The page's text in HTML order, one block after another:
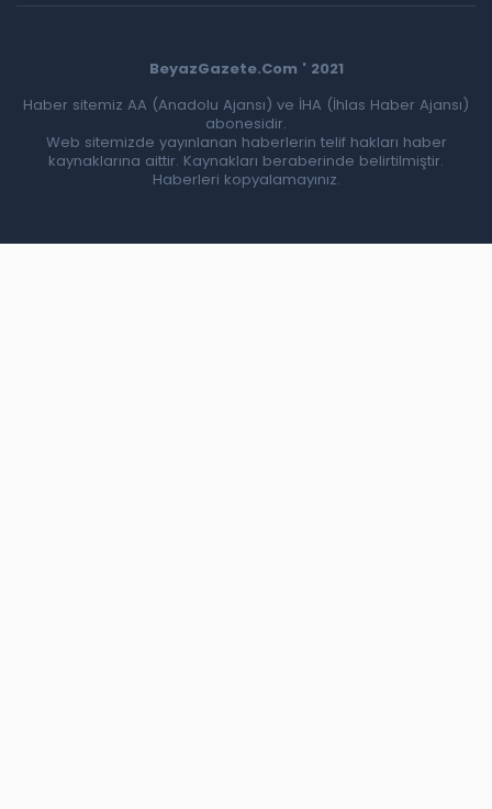
BeyazGazete.Com ' 2021
Haber sitemiz AA (Anadolu Ajansı) ve İHA (İhlas Haber Ajansı)
abonesidir.
Web sitemizde yayınlanan haberlerin telif hakları haber
kaynaklarına aittir. Kaynakları beraberinde belirtilmiştir.
Haberleri kopyalamayınız.